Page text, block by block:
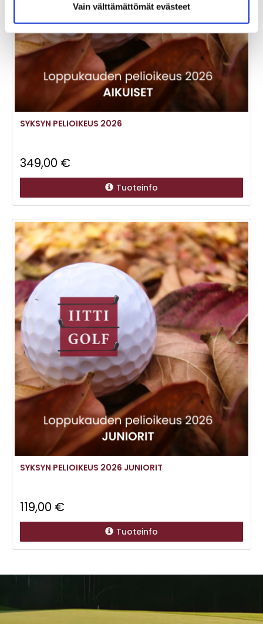
Vain välttämättömät evästeet
SYKSYN PELIOIKEUS 2026
349,00 €
Tuoteinfo
SYKSYN PELIOIKEUS 2026 JUNIORIT
119,00 €
Tuoteinfo